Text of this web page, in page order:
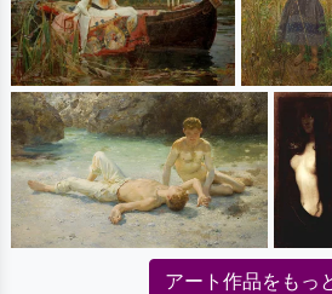
アート作品をもっ